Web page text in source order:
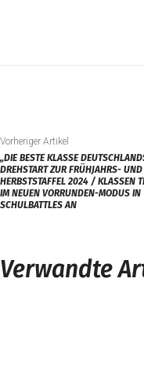
Vorheriger Artikel
„DIE BESTE KLASSE
DREHSTART ZUR FRÜHJAHRS- UND
HERBSTSTAFFEL 2024 / KLASSEN
IM NEUEN VORRUNDEN-MODUS IN
SCHULBATTLES AN
Verwandte